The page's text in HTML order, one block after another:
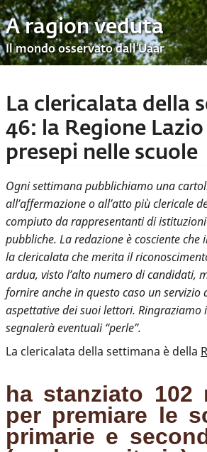
A ragion veduta
Il mondo osservato dall’Uaar
La clericalata della
46: la Regione
presepi nelle scuole
Ogni settimana pubblichiamo una
all’affermazione o all’atto più clericale
compiuto da rappresentanti di
pubbliche. La redazione è cosciente
la clericalata che merita il
ardua, visto l’alto numero di candidati,
fornire anche in questo caso un servizio
aspettative dei suoi lettori. Ringraziamo
segnalerà eventuali “perle”.
La clericalata della settimana è della
ha stanziato 102
per premiare le
primarie e